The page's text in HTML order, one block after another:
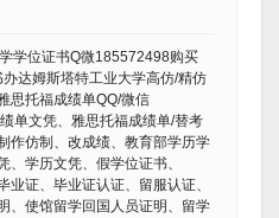
学位证书Q微185572498购买
达姆斯塔特工业大学高仿/精仿
思托福成绩单QQ/微信
单文凭、雅思托福成绩单/替考
作仿制、改成绩、教育部学历学
学历文凭、假学位证书、
证、毕业证认证、留服认证、
、使馆留学回国人员证明、留学